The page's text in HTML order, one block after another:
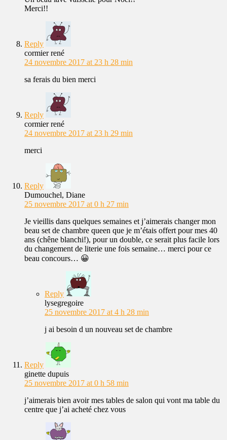
Merci!!
Reply
cormier rené
24 novembre 2017 at 23 h 28 min
sa ferais du bien merci
Reply
cormier rené
24 novembre 2017 at 23 h 29 min
merci
Reply
Dumouchel, Diane
25 novembre 2017 at 0 h 27 min
Je vieillis dans quelques semaines et j’aimerais changer mon
beau set de chambre queen que je m’étais offert pour mes 40
ans (chêne blanchi!), pour un double, ce serait plus facile lors
du changement de literie une fois semaine… merci pour ce
beau concours… 😀
Reply
lysegregoire
25 novembre 2017 at 4 h 28 min
j ai besoin d un nouveau set de chambre
Reply
ginette dupuis
25 novembre 2017 at 0 h 58 min
j’aimerais bien avoir mes tables de salon qui vont ma table du
centre que j’ai acheté chez vous